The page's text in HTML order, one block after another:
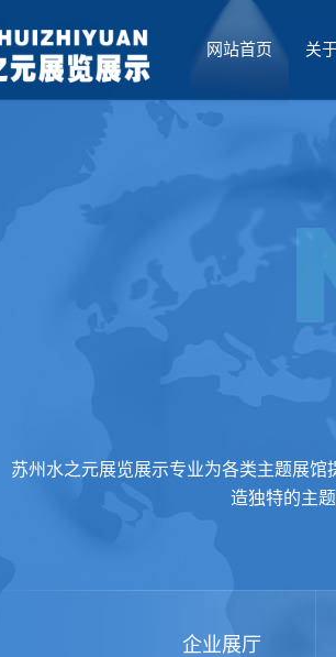
网站首页 关
苏州水之元展览展示专业为各类主题展
造独特的主
企业展厅